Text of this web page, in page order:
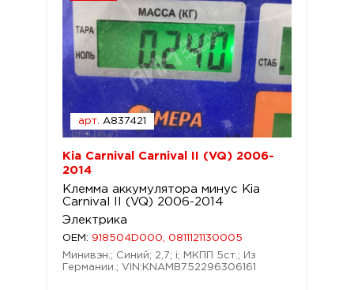
арт. A837421
Kia Carnival Carnival II (VQ) 2006-
2014
Клемма аккумулятора минус Kia
Carnival II (VQ) 2006-2014
Электрика
OEM: 918504D000, 0811121130005
Минивэн.; Синий; 2,7; i; МКПП 5ст.; Из
Германии.; VIN:KNAMB752296306161